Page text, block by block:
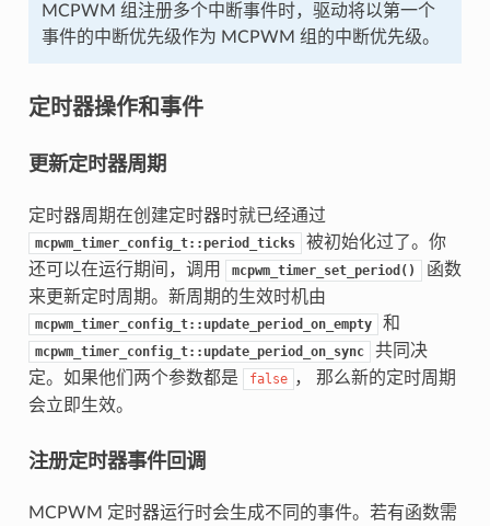
MCPWM 组注册多个中断事件时，驱动将以第一个
事件的中断优先级作为 MCPWM 组的中断优先级。
定时器操作和事件
更新定时器周期
定时器周期在创建定时器时就已经通过
mcpwm_timer_config_t::period_ticks
被初始化过了。你
还可以在运行期间，调用
mcpwm_timer_set_period()
函数
来更新定时周期。新周期的生效时机由
mcpwm_timer_config_t::update_period_on_empty 和
mcpwm_timer_config_t::update_period_on_sync
共同决
定。如果他们两个参数都是
false ， 那么新的定时周期
会立即生效。
注册定时器事件回调
MCPWM 定时器运行时会生成不同的事件。若有函数需